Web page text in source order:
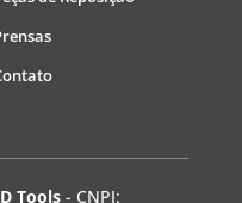
Tools- CNPJ: